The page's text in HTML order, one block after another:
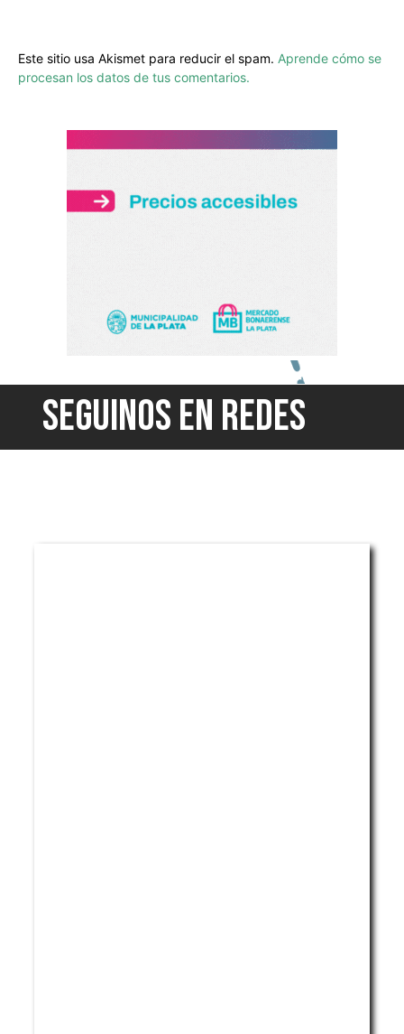
Este sitio usa Akismet para reducir el spam. Aprende cómo se
procesan los datos de tus comentarios.
SEGUINOS EN REDES